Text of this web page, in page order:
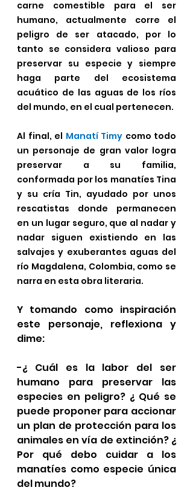
carne comestible para el ser
humano, actualmente corre el
peligro de ser atacado, por lo
tanto se considera valioso para
preservar su especie y siempre
haga parte del ecosistema
acuático de las aguas de los ríos
del mundo, en el cual pertenecen.
Al final, el Manatí Timy como todo
un personaje de gran valor logra
preservar a su familia,
conformada por los manatíes Tina
y su cría Tin, ayudado por unos
rescatistas donde permanecen
en un lugar seguro, que al nadar y
nadar siguen existiendo en las
salvajes y exuberantes aguas del
río Magdalena, Colombia, como se
narra en esta obra literaria.
Y tomando como inspiración
este personaje, reflexiona y
dime:
-¿ Cuál es la labor del ser
humano para preservar las
especies en peligro? ¿ Qué se
puede proponer para accionar
un plan de protección para los
animales en vía de extinción? ¿
Por qué debo cuidar a los
manatíes como especie única
del mundo?